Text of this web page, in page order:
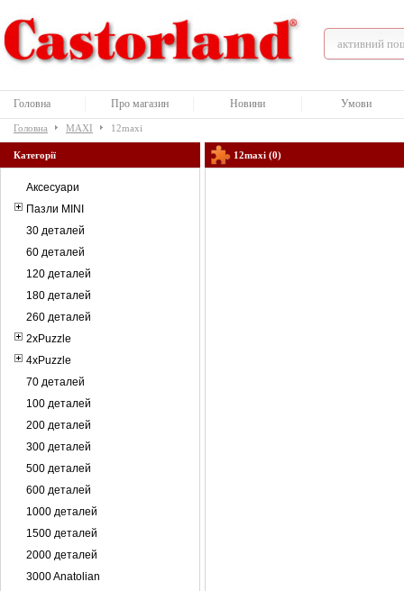
Головна Про магазин Новини Умови
Головна MAXI 12maxi
Категорії
Аксесуари
Пазли MINI
30 деталей
60 деталей
120 деталей
180 деталей
260 деталей
2xPuzzle
4xPuzzle
70 деталей
100 деталей
200 деталей
300 деталей
500 деталей
600 деталей
1000 деталей
1500 деталей
2000 деталей
3000 Anatolian
12maxi (0)